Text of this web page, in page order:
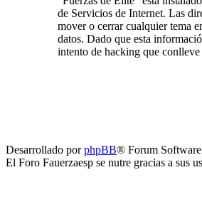
de Servicios de Internet. Las
mover o cerrar cualquier tema
datos. Dado que esta
intento de hacking que
Desarrollado porphpBB® Forum
El Foro Fauerzaesp se nutre gracias a sus